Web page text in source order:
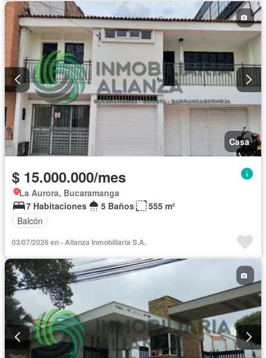
Casa
$ 15.000.000/mes
La Aurora, Bucaramanga
7 Habitaciones
5 Baños
555 m²
Balcón
03/07/2026 en - Alianza Inmobiliaria S.A.